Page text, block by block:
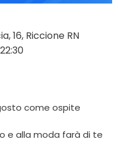
16, Riccione RN
come ospite
e alla moda farà di te